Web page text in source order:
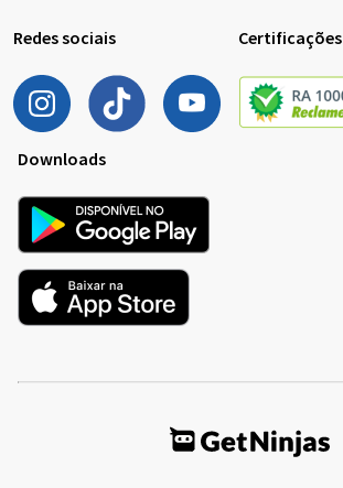
Redes sociais Certificações
Downloads